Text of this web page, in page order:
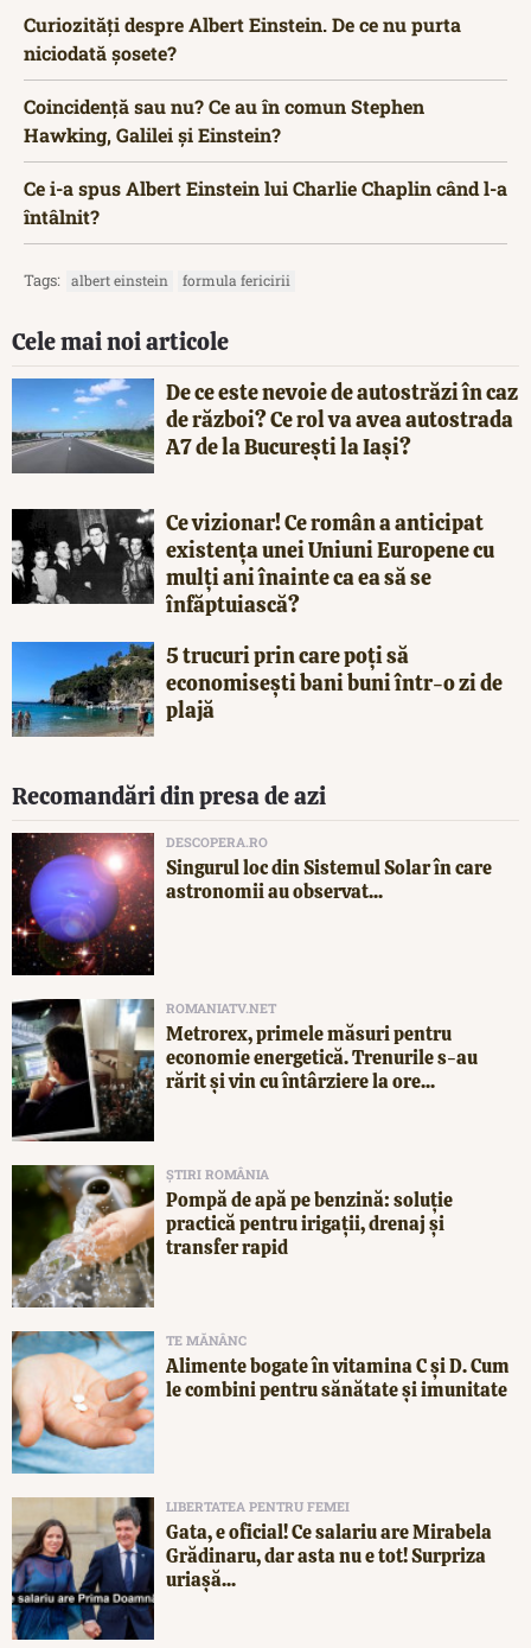
Curiozități despre Albert Einstein. De ce nu purta
niciodată șosete?
Coincidență sau nu? Ce au în comun Stephen
Hawking, Galilei și Einstein?
Ce i-a spus Albert Einstein lui Charlie Chaplin când l-a
întâlnit?
Tags: albert einstein formula fericirii
Cele mai noi articole
De ce este nevoie de autostrăzi în caz
de război? Ce rol va avea autostrada
A7 de la București la Iași?
Ce vizionar! Ce român a anticipat
existența unei Uniuni Europene cu
mulți ani înainte ca ea să se
înfăptuiască?
5 trucuri prin care poți să
economisești bani buni într-o zi de
plajă
Recomandări din presa de azi
DESCOPERA.RO
Singurul loc din Sistemul Solar în care
astronomii au observat...
ROMANIATV.NET
Metrorex, primele măsuri pentru
economie energetică. Trenurile s-au
rărit și vin cu întârziere la ore...
ȘTIRI ROMÂNIA
Pompă de apă pe benzină: soluție
practică pentru irigații, drenaj și
transfer rapid
TE MĂNÂNC
Alimente bogate în vitamina C și D. Cum
le combini pentru sănătate și imunitate
LIBERTATEA PENTRU FEMEI
Gata, e oficial! Ce salariu are Mirabela
Grădinaru, dar asta nu e tot! Surpriza
uriașă...